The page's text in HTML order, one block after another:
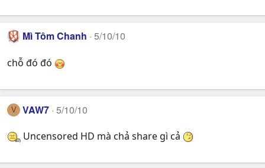
Mì Tôm Chanh 5/10/10
chỗ đó đó
V VAW7 5/10/10
Uncensored HD mà chả share gì cả